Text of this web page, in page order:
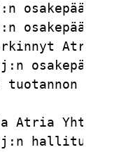
tuotannon